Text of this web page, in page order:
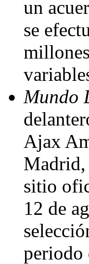
un
se
Mundo
Ajax
Madrid,
sitio
12 de
periodo